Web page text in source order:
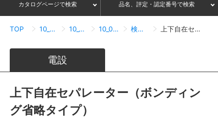
カタログページで検索 品名、評定・認定番号で検索
TOP 10_ケーブルラック 10_02_QRタイプ 10_02_08_セパレーター 検索結果一覧 上下自在セパレーター（ボンディング省略タイプ）
電設
上下自在セパレーター（ボンディン
グ省略タイプ）